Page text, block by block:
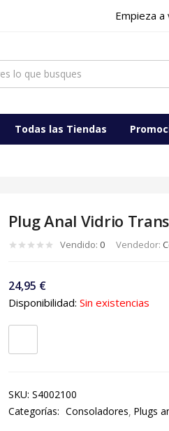
Empieza
Todas las Tiendas
Plug Anal Vidrio
Vendido: 0 Vendedor:
24,95 €
Disponibilidad: Sin existencias
SKU: S4002100
Categorías: Consoladores Plugs